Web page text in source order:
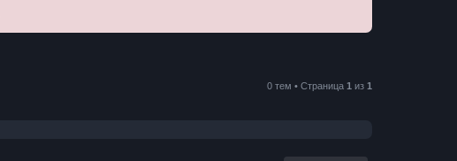
0 тем • Страница 1 из 1